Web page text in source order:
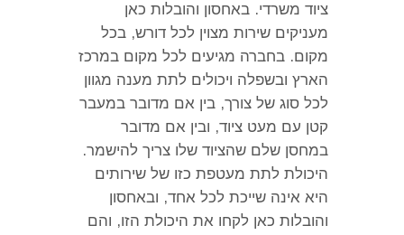
ציוד משרדי. באחסון והובלות כאן
מעניקים שירות מצוין לכל דורש, בכל
מקום. בחברה מגיעים לכל מקום במרכז
הארץ ובשפלה ויכולים לתת מענה מגוון
לכל סוג של צורך, בין אם מדובר במעבר
קטן עם מעט ציוד, ובין אם מדובר
במחסן שלם שהציוד שלו צריך להישמר.
היכולת לתת מעטפת כזו של שירותים
היא אינה שייכת לכל אחד, ובאחסון
והובלות כאן לקחו את היכולת הזו, והם